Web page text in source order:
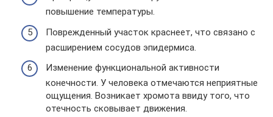
повышение температуры.
Поврежденный участок краснеет, что связано с
расширением сосудов эпидермиса.
Изменение функциональной активности
конечности. У человека отмечаются неприятные
ощущения. Возникает хромота ввиду того, что
отечность сковывает движения.